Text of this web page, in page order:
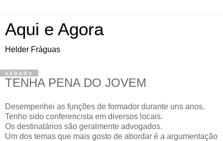
Aqui e Agora
Helder Fráguas
sábado
TENHA PENA DO JOVEM
Desempenhei as funções de formador durante uns anos.
Tenho sido conferencista em diversos locais.
Os destinatários são geralmente advogados.
Um dos temas que mais gosto de abordar é a argumentação